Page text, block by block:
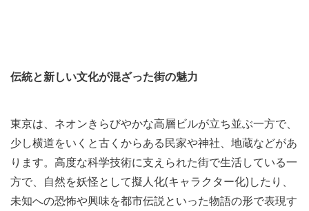
伝統と新しい文化が混ざった街の魅力
東京は、ネオンきらびやかな高層ビルが立ち並ぶ一方で、
少し横道をいくと古くからある民家や神社、地蔵などがあ
ります。高度な科学技術に支えられた街で生活している一
方で、自然を妖怪として擬人化(キャラクター化)したり、
未知への恐怖や興味を都市伝説といった物語の形で表現す